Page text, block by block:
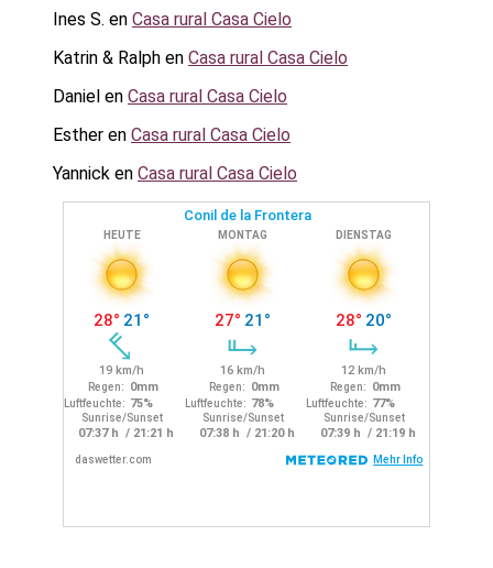
Ines S. en Casa rural Casa Cielo
Katrin & Ralph en Casa rural Casa Cielo
Daniel en Casa rural Casa Cielo
Esther en Casa rural Casa Cielo
Yannick en Casa rural Casa Cielo